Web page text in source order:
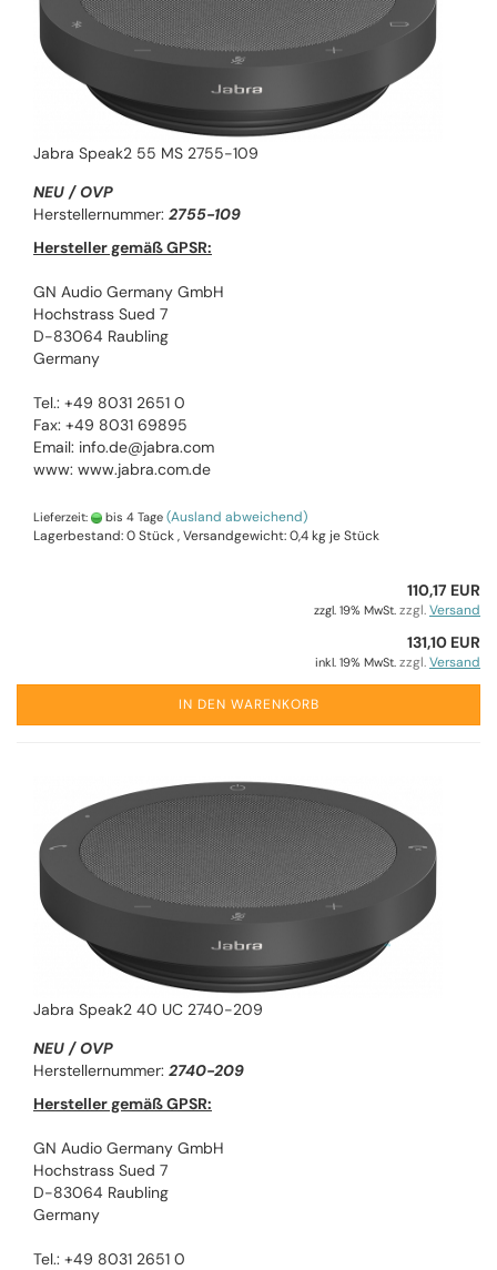
Jabra Speak2 55 MS 2755-109
NEU / OVP
Herstellernummer: 2755-109
Hersteller gemäß GPSR:
GN Audio Germany GmbH
Hochstrass Sued 7
D-83064 Raubling
Germany
Tel.: +49 8031 2651 0
Fax: +49 8031 69895
Email: info.de@jabra.com
www: www.jabra.com.de
Lieferzeit: bis 4 Tage (Ausland abweichend)
Lagerbestand: 0 Stück , Versandgewicht:0,4kg je Stück
110,17 EUR
zzgl. 19% MwSt. zzgl.Versand
131,10 EUR
inkl. 19% MwSt. zzgl.Versand
IN DEN WARENKORB
Jabra Speak2 40 UC 2740-209
NEU / OVP
Herstellernummer: 2740-209
Hersteller gemäß GPSR:
GN Audio Germany GmbH
Hochstrass Sued 7
D-83064 Raubling
Germany
Tel.: +49 8031 2651 0